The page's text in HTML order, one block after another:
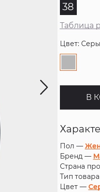
38
Таблица
Цвет:
В
Пол —
Бренд —
Страна
Тип
Цвет —